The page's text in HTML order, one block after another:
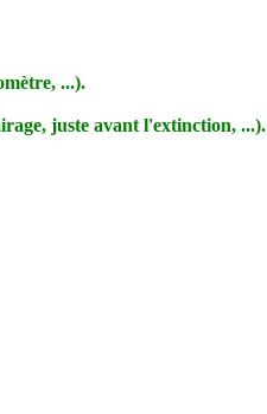
...).
juste avant l'extinction, ...).